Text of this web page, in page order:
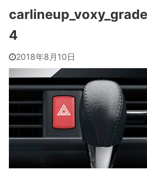
4
2018年8月10日